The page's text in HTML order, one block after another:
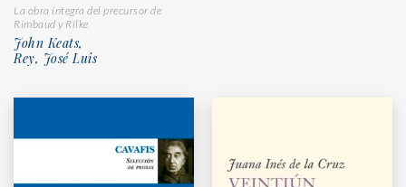
La obra íntegra del precursor de
Rimbaud y Rilke
John Keats,
Rey, José Luis